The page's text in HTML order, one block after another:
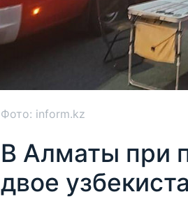
Фото: inform.kz
В Алматы при
двое